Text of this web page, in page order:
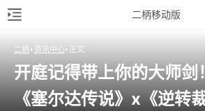
二柄移动版
二柄 资讯中心 正文
开庭记得带上你的大师剑
《塞尔达传说》x《逆转